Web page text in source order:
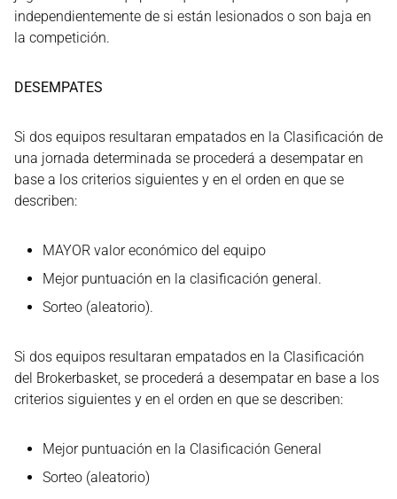
independientemente de si están lesionados o son baja en
la competición.
DESEMPATES
Si dos equipos resultaran empatados en la Clasificación de
una jornada determinada se procederá a desempatar en
base a los criterios siguientes y en el orden en que se
describen:
MAYOR valor económico del equipo
Mejor puntuación en la clasificación general.
Sorteo (aleatorio).
Si dos equipos resultaran empatados en la Clasificación
del Brokerbasket, se procederá a desempatar en base a los
criterios siguientes y en el orden en que se describen:
Mejor puntuación en la Clasificación General
Sorteo (aleatorio)